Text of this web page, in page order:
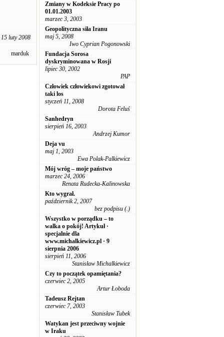
15 luty 2008
marduk
Zmiany w Kodeksie Pracy po
01.01.2003
marzec 3, 2003
Geopolityczna siła Iranu
maj 5, 2008
Iwo Cyprian Pogonowski
Fundacja Sorosa
dyskryminowana w Rosji
lipiec 30, 2002
PAP
Człowiek człowiekowi zgotował
taki los
styczeń 11, 2008
Dorota Feluś
Sanhedryn
sierpień 16, 2003
Andrzej Kumor
Deja vu
maj 1, 2003
Ewa Polak-Palkiewicz
Mój wróg – moje państwo
marzec 24, 2006
Renata Rudecka-Kalinowska
Kto wygrał.
październik 2, 2007
bez podpisu (.)
Wszystko w porządku – to
walka o pokój! Artykuł ·
specjalnie dla
www.michalkiewicz.pl · 9
sierpnia 2006
sierpień 11, 2006
Stanisław Michalkiewicz
Czy to początek opamiętania?
czerwiec 2, 2005
Artur Łoboda
Tadeusz Rejtan
czerwiec 7, 2003
Stanisław Tubek
Watykan jest przeciwny wojnie
w Iraku